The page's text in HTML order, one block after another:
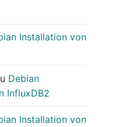
Installation von
Debian
InfluxDB2
Installation von